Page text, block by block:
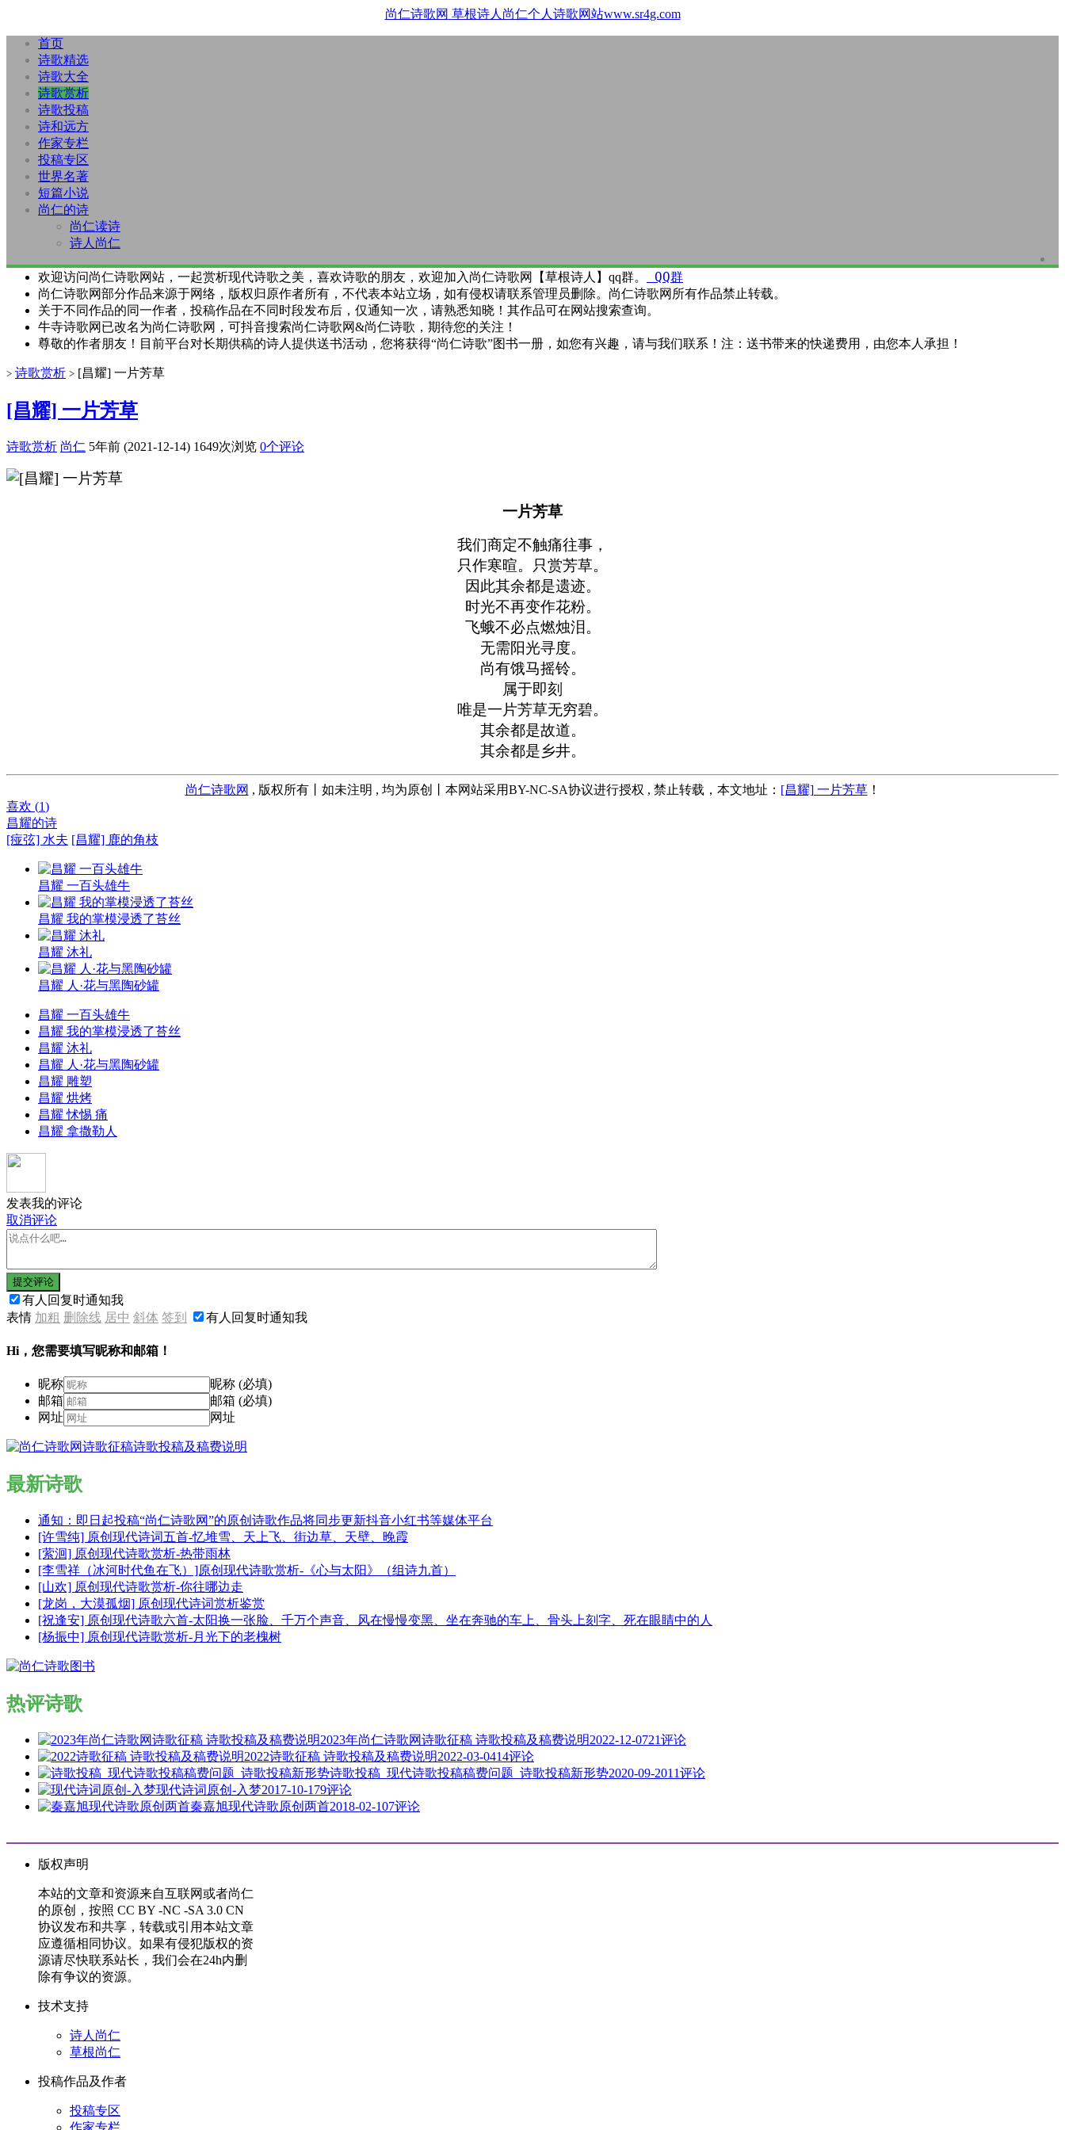
尚仁诗歌网 草根诗人尚仁个人诗歌网站www.sr4g.com
首页
诗歌精选
诗歌大全
诗歌赏析
诗歌投稿
诗和远方
作家专栏
投稿专区
世界名著
短篇小说
尚仁的诗
尚仁读诗
诗人尚仁
欢迎访问尚仁诗歌网站，一起赏析现代诗歌之美，喜欢诗歌的朋友，欢迎加入尚仁诗歌网【草根诗人】qq群。 QQ群
尚仁诗歌网部分作品来源于网络，版权归原作者所有，不代表本站立场，如有侵权请联系管理员删除。尚仁诗歌网所有作品禁止转载。
关于不同作品的同一作者，投稿作品在不同时段发布后，仅通知一次，请熟悉知晓！其作品可在网站搜索查询。
牛寺诗歌网已改名为尚仁诗歌网，可抖音搜索尚仁诗歌网&尚仁诗歌，期待您的关注！
尊敬的作者朋友！目前平台对长期供稿的诗人提供送书活动，您将获得“尚仁诗歌”图书一册，如您有兴趣，请与我们联系！注：送书带来的快递费用，由您本人承担！
> 诗歌赏析 > [昌耀] 一片芳草
[昌耀] 一片芳草
诗歌赏析 尚仁 5年前 (2021-12-14) 1649次浏览 0个评论
一片芳草
我们商定不触痛往事，
只作寒暄。只赏芳草。
因此其余都是遗迹。
时光不再变作花粉。
飞蛾不必点燃烛泪。
无需阳光寻度。
尚有饿马摇铃。
属于即刻
唯是一片芳草无穷碧。
其余都是故道。
其余都是乡井。
尚仁诗歌网 , 版权所有丨如未注明 , 均为原创丨本网站采用BY-NC-SA协议进行授权 , 禁止转载，本文地址： [昌耀] 一片芳草！
喜欢 (1)
昌耀的诗
[痖弦] 水夫 [昌耀] 鹿的角枝
昌耀 一百头雄牛
昌耀 我的掌模浸透了苔丝
昌耀 沐礼
昌耀 人·花与黑陶砂罐
昌耀 一百头雄牛
昌耀 我的掌模浸透了苔丝
昌耀 沐礼
昌耀 人·花与黑陶砂罐
昌耀 雕塑
昌耀 烘烤
昌耀 怵惕 痛
昌耀 拿撒勒人
发表我的评论
取消评论
提交评论
有人回复时通知我
表情 加粗 删除线 居中 斜体 签到 有人回复时通知我
Hi，您需要填写昵称和邮箱！
昵称
昵称 (必填)
邮箱
邮箱 (必填)
网址
网址
最新诗歌
通知：即日起投稿“尚仁诗歌网”的原创诗歌作品将同步更新抖音小红书等媒体平台
[许雪纯] 原创现代诗词五首-忆堆雪、天上飞、街边草、天壁、晚霞
[萦洄] 原创现代诗歌赏析-热带雨林
[李雪祥（冰河时代鱼在飞）]原创现代诗歌赏析-《心与太阳》（组诗九首）
[山欢] 原创现代诗歌赏析-你往哪边走
[龙岗，大漠孤烟] 原创现代诗词赏析鉴赏
[祝逢安] 原创现代诗歌六首-太阳换一张脸、千万个声音、风在慢慢变黑、坐在奔驰的车上、骨头上刻字、死在眼睛中的人
[杨振中] 原创现代诗歌赏析-月光下的老槐树
热评诗歌
2023年尚仁诗歌网诗歌征稿 诗歌投稿及稿费说明2022-12-0721评论
2022诗歌征稿 诗歌投稿及稿费说明2022-03-0414评论
诗歌投稿_现代诗歌投稿稿费问题_诗歌投稿新形势2020-09-2011评论
现代诗词原创-入梦2017-10-179评论
秦嘉旭现代诗歌原创两首2018-02-107评论
版权声明
本站的文章和资源来自互联网或者尚仁
的原创，按照 CC BY -NC -SA 3.0 CN
协议发布和共享，转载或引用本站文章
应遵循相同协议。如果有侵犯版权的资
源请尽快联系站长，我们会在24h内删
除有争议的资源。
技术支持
诗人尚仁
草根尚仁
投稿作品及作者
投稿专区
作家专栏